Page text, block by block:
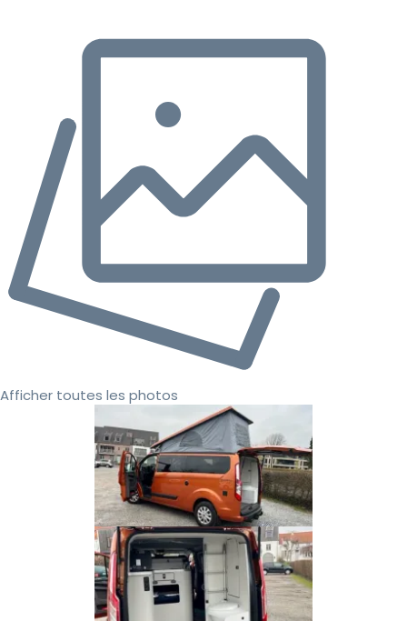
Afficher toutes les photos